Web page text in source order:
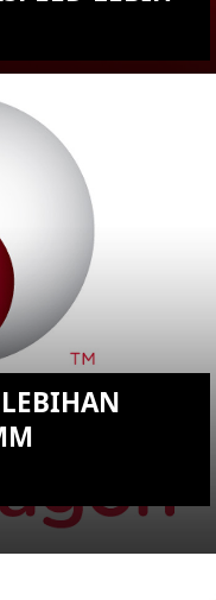
YOU ARE VIEWING MOST